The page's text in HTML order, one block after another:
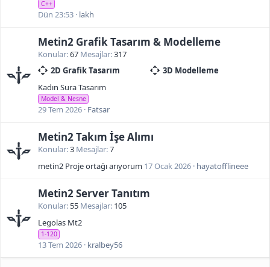
C++
Dün 23:53 lakh
Metin2 Grafik Tasarım & Modelleme
Konular 67 Mesajlar 317
2D Grafik Tasarım
3D Modelleme
Kadın Sura Tasarım
Model & Nesne
29 Tem 2026 Fatsar
Metin2 Takım İşe Alımı
Konular 3 Mesajlar 7
metin2 Proje ortağı arıyorum 17 Ocak 2026 hayatofflineee
Metin2 Server Tanıtım
Konular 55 Mesajlar 105
Legolas Mt2
1-120
13 Tem 2026 kralbey56